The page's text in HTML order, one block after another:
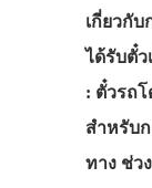
เกี่ยวกั
ได้รับตั๋ว
: ตั๋วรถ
สำหรับ
ทาง ช่ว